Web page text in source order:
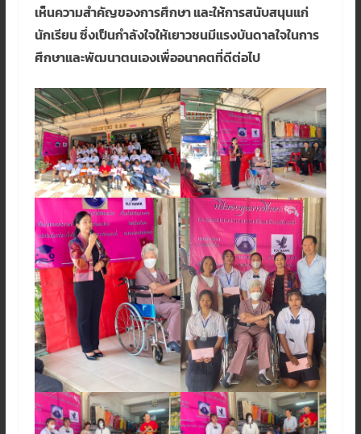
เห็นความสำคัญของการศึกษา และให้การสนับสนุนแก่
นักเรียน ซึ่งเป็นกำลังใจให้เยาวชนมีแรงบันดาลใจในการ
ศึกษาและพัฒนาตนเองเพื่ออนาคตที่ดีต่อไป